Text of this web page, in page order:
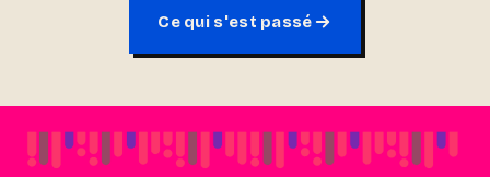
Ce qui s'est passé